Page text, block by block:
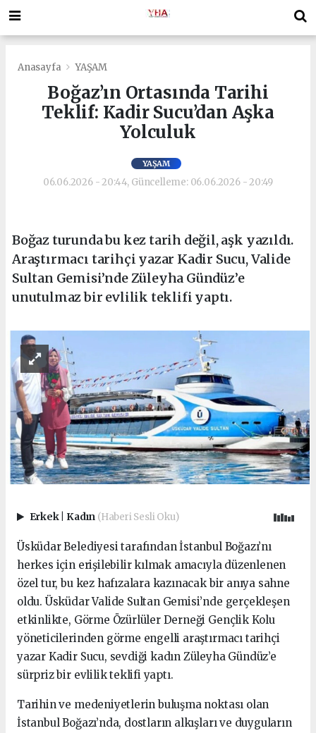
Anasayfa YAŞAM
Boğaz’ın Ortasında Tarihi
Teklif: Kadir Sucu’dan Aşka
Yolculuk
YAŞAM
06.06.2026 - 20:44, Güncelleme: 06.06.2026 - 20:49
Boğaz turunda bu kez tarih değil, aşk yazıldı.
Araştırmacı tarihçi yazar Kadir Sucu, Valide
Sultan Gemisi’nde Züleyha Gündüz’e
unutulmaz bir evlilik teklifi yaptı.
Erkek Kadın (Haberi Sesli Oku)
Üsküdar Belediyesi tarafından İstanbul Boğazı’nı
herkes için erişilebilir kılmak amacıyla düzenlenen
özel tur, bu kez hafızalara kazınacak bir anıya sahne
oldu. Üsküdar Valide Sultan Gemisi’nde gerçekleşen
etkinlikte, Görme Özürlüler Derneği Gençlik Kolu
yöneticilerinden görme engelli araştırmacı tarihçi
yazar Kadir Sucu, sevdiği kadın Züleyha Gündüz’e
sürpriz bir evlilik teklifi yaptı.
Tarihin ve medeniyetlerin buluşma noktası olan
İstanbul Boğazı’nda, dostların alkışları ve duyguların